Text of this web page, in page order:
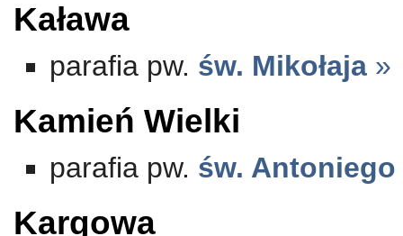
Kaława
parafia pw. św. Mikołaja »
Kamień Wielki
parafia pw. św. Antoniego
Kargowa